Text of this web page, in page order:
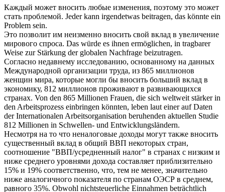
Каждый может вносить любые изменения, поэтому это может
стать проблемой. Jeder kann irgendetwas beitragen, das könnte ein
Problem sein.
Это позволит им неизменно вносить свой вклад в увеличение
мирового спроса. Das würde es ihnen ermöglichen, in tragbarer
Weise zur Stärkung der globalen Nachfrage beizutragen.
Согласно недавнему исследованию, основанному на данных
Международной организации труда, из 865 миллионов
женщин мира, которые могли бы вносить больший вклад в
экономику, 812 миллионов проживают в развивающихся
странах. Von den 865 Millionen Frauen, die sich weltweit stärker in
den Arbeitsprozess einbringen könnten, leben laut einer auf Daten
der Internationalen Arbeitsorganisation beruhenden aktuellen Studie
812 Millionen in Schwellen- und Entwicklungsländern.
Несмотря на то что неналоговые доходы могут также вносить
существенный вклад в общий ВВП некоторых стран,
соотношение "ВВП/усредненный налог" в странах с низким и
ниже среднего уровнями дохода составляет приблизительно
15% и 19% соответственно, что, тем не менее, значительно
ниже аналогичного показателя по странам ОЭСР в среднем,
равного 35%. Obwohl nichtsteuerliche Einnahmen beträchtlich